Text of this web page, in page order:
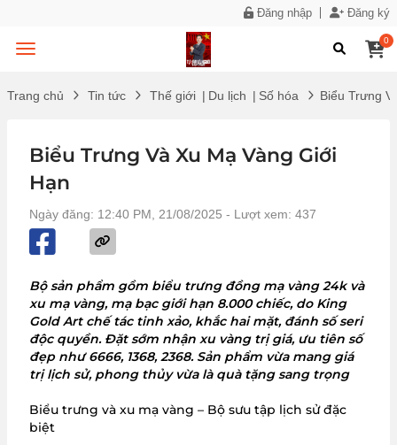
Đăng nhập Đăng ký
0
Trang chủ Tin tức Thế giới | Du lịch | Số hóa Biểu Trưng
Biểu Trưng Và Xu Mạ Vàng Giới
Hạn
Ngày đăng: 12:40 PM, 21/08/2025 - Lượt xem: 437
Bộ sản phẩm gồm biểu trưng đồng mạ vàng 24k và
xu mạ vàng, mạ bạc giới hạn 8.000 chiếc, do King
Gold Art chế tác tinh xảo, khắc hai mặt, đánh số seri
độc quyền. Đặt sớm nhận xu vàng trị giá, ưu tiên số
đẹp như 6666, 1368, 2368. Sản phẩm vừa mang giá
trị lịch sử, phong thủy vừa là quà tặng sang trọng
Biểu trưng và xu mạ vàng – Bộ sưu tập lịch sử đặc
biệt